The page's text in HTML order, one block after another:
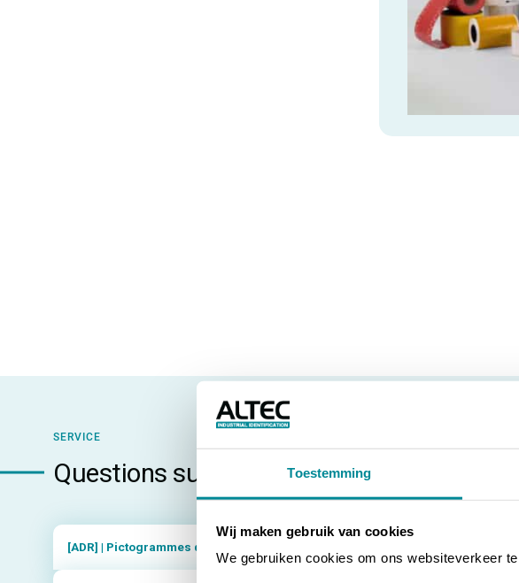
Toestemming
Wij maken gebruik van cookies
We gebruiken cookies om ons websiteverkeer
SERVICE
Questions sur Normes et certifications
[ADR] | Pictogrammes de danger pour le transport de matières dangereuses